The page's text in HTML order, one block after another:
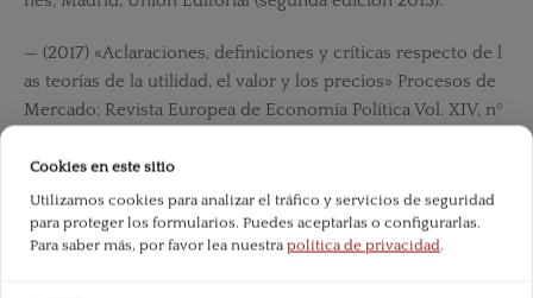
— (2017) «Aclaraciones, definiciones y críticas respecto de l
as teorías de la utilidad, el valor y los precios» Procesos de
Mercado: Revista Europea de Economía Política Vol. XIV, nº
Mises, L. von (1949): La Acción Humana, Madrid, Unión Edito
rial (octava edición 2007).
Cookies en este sitio
Utilizamos cookies para analizar el tráfico y servicios de seguridad
para proteger los formularios. Puedes aceptarlas o configurarlas.
Para saber más, por favor lea nuestra política de privacidad.